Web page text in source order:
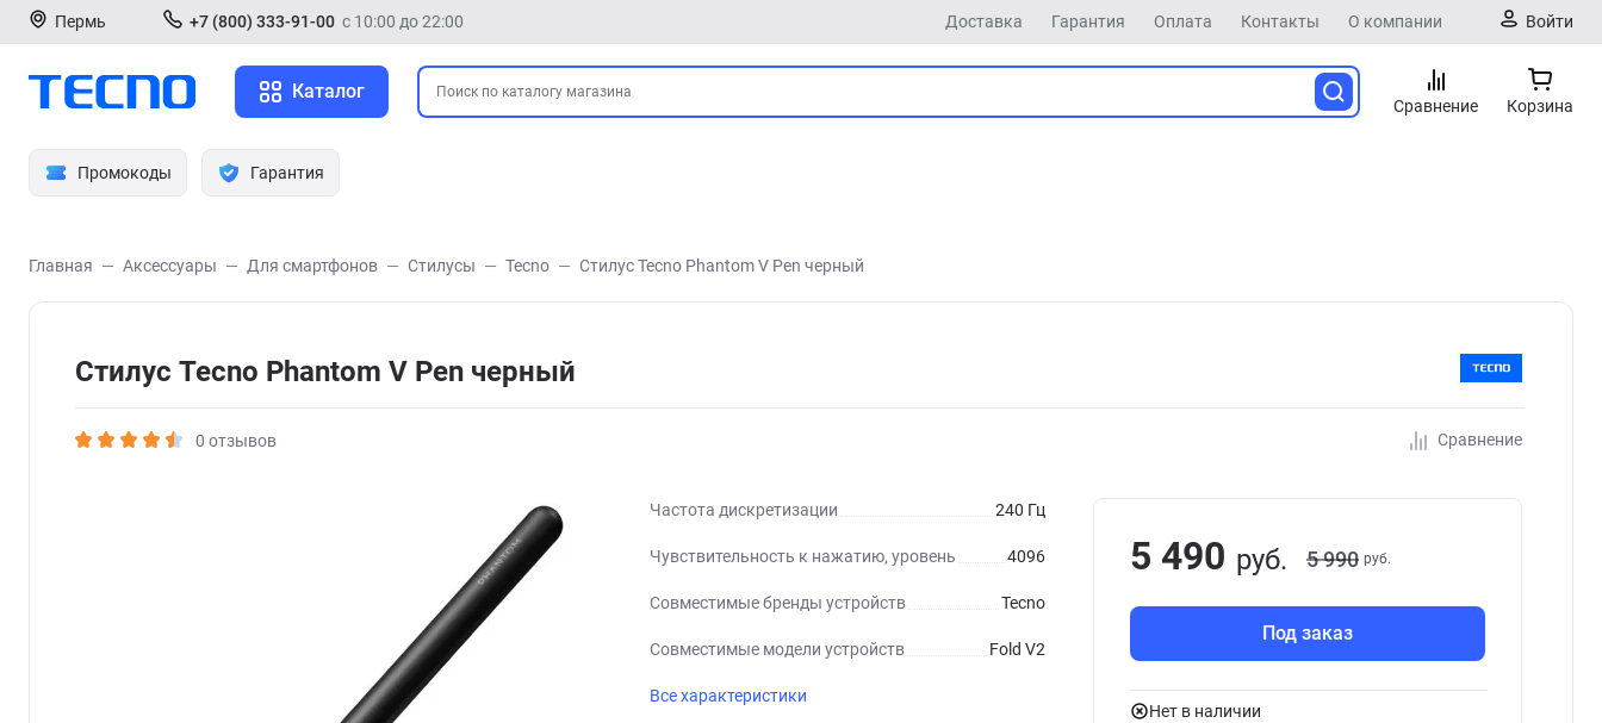
Пермь +7 (800) 333-91-00 с 10:00 до 22:00 Доставка Гарантия Оплата Контакты О компании Войти
Каталог
Сравнение Корзина
Промокоды Гарантия
Главная Аксессуары Для смартфонов Стилусы Tecno Стилус Tecno Phantom V Pen черный
Стилус Tecno Phantom V Pen черный
0 отзывов Сравнение
Частота дискретизации 240 Гц
Чувствительность к нажатию, уровень 4096
Совместимые бренды устройств Tecno
Совместимые модели устройств Fold V2
Все характеристики
5 490 руб. 5 990 руб.
Под заказ
Нет в наличии